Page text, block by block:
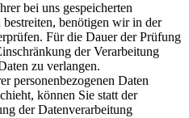
bei uns gespeicherten
bestreiten, benötigen wir in der
Für die Dauer der Prüfung
der Verarbeitung
zu verlangen.
personenbezogenen Daten
können Sie statt der
der Datenverarbeitung